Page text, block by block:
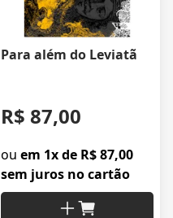
Para além do Leviatã
R$ 87,00
ou em 1x de R$ 87,00
sem juros no cartão